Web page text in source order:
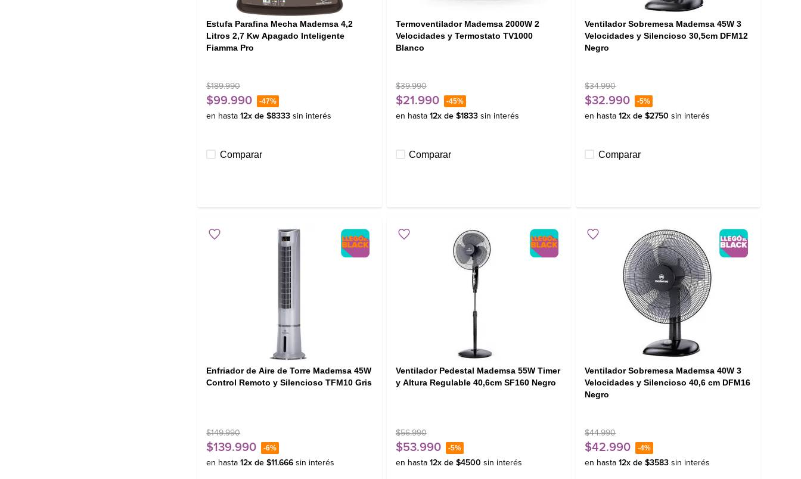
Estufa Parafina Mecha Mademsa 4,2
Litros 2,7 Kw Apagado Inteligente
Fiamma Pro
$189.990
$99.990 -47%
en hasta 12x de $8333 sin interés
Comparar
Termoventilador Mademsa 2000W 2
Velocidades y Termostato TV1000
Blanco
$39.990
$21 .990 -45%
en hasta 12x de $1833 sin interés
Comparar
Ventilador Sobremesa Mademsa 45W 3
Velocidades y Silencioso 30,5cm DFM12
Negro
$34.990
$32.990 -5%
en hasta 12x de $2750 sin interés
Comparar
Enfriador de Aire de Torre Mademsa 45W
Control Remoto y Silencioso TFM10 Gris
$149.990
$139.990 -6%
en hasta 12x de $11 .666 sin interés
Ventilador Pedestal Mademsa 55W Timer
y Altura Regulable 40,6cm SF160 Negro
$56.990
$53.990 -5%
en hasta 12x de $4500 sin interés
Ventilador Sobremesa Mademsa 40W 3
Velocidades y Silencioso 40,6 cm DFM16
Negro
$44.990
$42.990 -4%
en hasta 12x de $3583 sin interés